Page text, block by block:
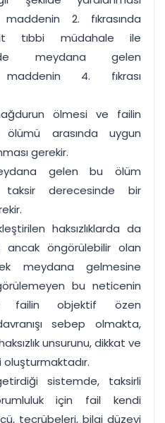
2. fıkrasında
tıbbi müdahale ile
meydana gelen
4. fıkrası
ölmesi ve failin
arasında uygun
gerekir.
gelen bu ölüm
derecesinde bir
haksızlıklarda da
öngörülebilir olan
meydana gelmesine
bu neticenin
failin objektif özen
sebep olmakta,
unsurunu, dikkat ve
sistemde, taksirli
için fail kendi
tecrübeleri, bilgi düzeyi